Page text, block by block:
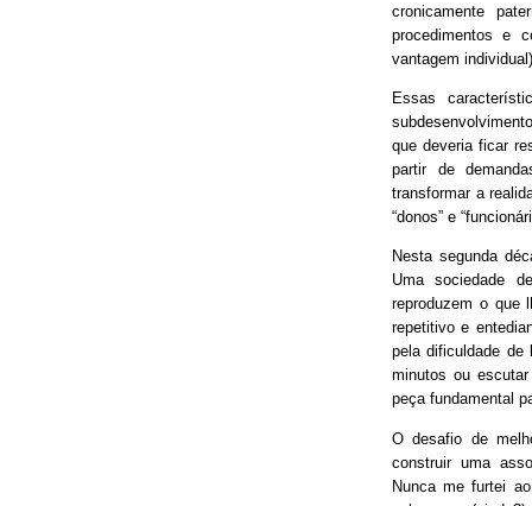
cronicamente
procedimentos e
vantagem
Essas
que deveria ficar
partir de
transformar a
“donos” e
Nesta segunda
Uma sociedade
reproduzem o que
repetitivo e
pela dificuldade
minutos ou
peça fundamental
O desafio de
construir uma
Nunca me furtei